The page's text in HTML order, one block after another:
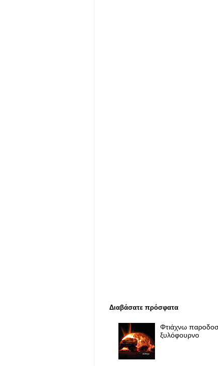
Διαβάσατε πρόσφατα
Φτιάχνω
ξυλόφουρνο